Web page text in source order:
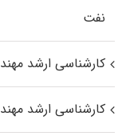
نفت
کارشناسی ارشد
کارشناسی ارشد